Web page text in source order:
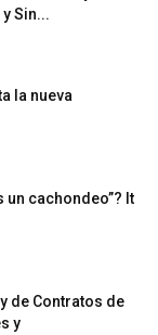
Sin...
la nueva
un cachondeo”? It
de Contratos de
y